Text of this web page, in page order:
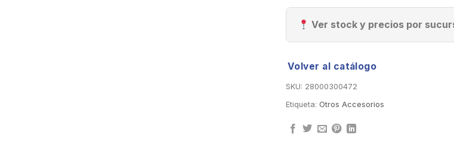
Ver stock y precios por
Volver al catálogo
SKU: 28000300472
Etiqueta: Otros Accesorios